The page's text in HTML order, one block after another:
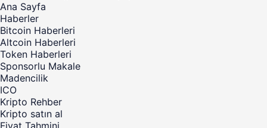
Ana Sayfa
Haberler
Bitcoin Haberleri
Altcoin Haberleri
Token Haberleri
Sponsorlu Makale
Madencilik
ICO
Kripto Rehber
Kripto satın al